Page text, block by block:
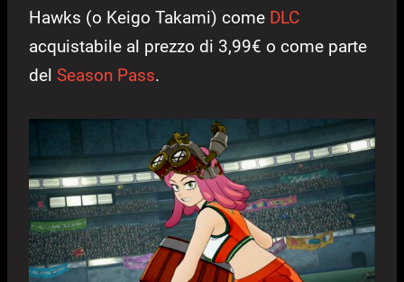
Hawks (o Keigo Takami) come DLC
acquistabile al prezzo di 3,99€ o come parte
del Season Pass.